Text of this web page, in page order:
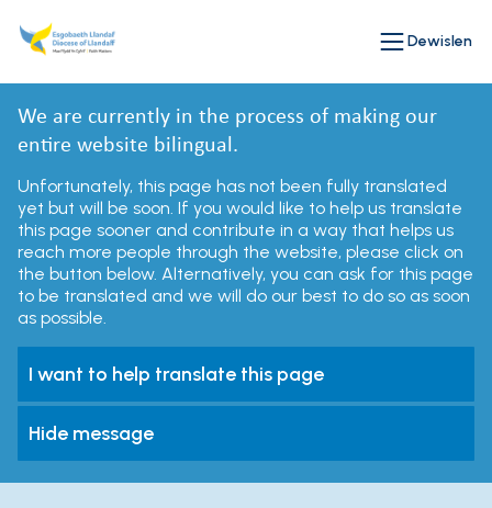
Dewislen
We are currently in the process of making our
entire website bilingual.
Unfortunately, this page has not been fully translated
yet but will be soon. If you would like to help us translate
this page sooner and contribute in a way that helps us
reach more people through the website, please click on
the button below. Alternatively, you can ask for this page
to be translated and we will do our best to do so as soon
as possible.
I want to help translate this page
Hide message